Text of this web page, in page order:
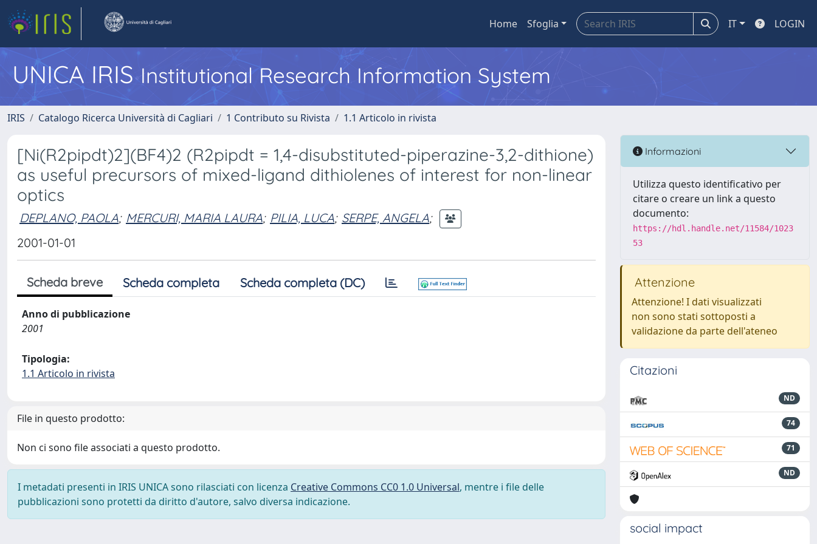
Home Sfoglia IT LOGIN
UNICA IRISInstitutional Research Information System
IRIS Catalogo Ricerca Università di Cagliari 1 Contributo su Rivista 1.1 Articolo in rivista
[Ni(R2pipdt)2](BF4)2 (R2pipdt = 1,4-disubstituted-piperazine-3,2-dithione)
as useful precursors of mixed-ligand dithiolenes of interest for non-linear
optics
DEPLANO, PAOLA; MERCURI, MARIA LAURA; PILIA, LUCA; SERPE, ANGELA;
2001-01-01
Scheda breve Scheda completa Scheda completa (DC)
Anno di pubblicazione
2001
Tipologia:
1.1 Articolo in rivista
File in questo prodotto:
Non ci sono file associati a questo prodotto.
I metadati presenti in IRIS UNICA sono rilasciati con licenza Creative Commons CC0 1.0 Universal, mentre i file delle
pubblicazioni sono protetti da diritto d'autore, salvo diversa indicazione.
Informazioni
Utilizza questo identificativo per
citare o creare un link a questo
documento:
https://hdl.handle.net/11584/1023
53
Attenzione
Attenzione! I dati visualizzati
non sono stati sottoposti a
validazione da parte dell'ateneo
Citazioni
ND
74
71
ND
social impact